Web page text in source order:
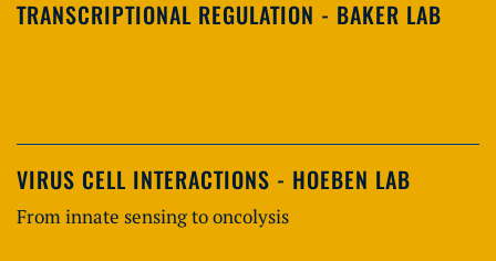
TRANSCRIPTIONAL REGULATION - BAKER LAB
VIRUS CELL INTERACTIONS - HOEBEN LAB
From innate sensing to oncolysis